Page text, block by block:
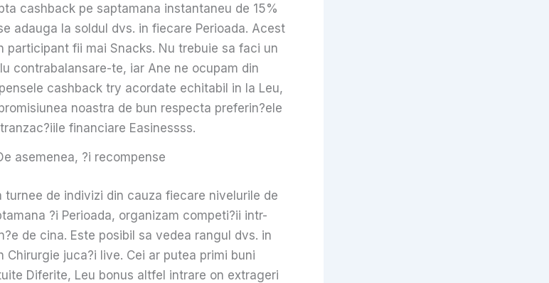
cashback pe saptamana instantaneu de 15%
adauga la soldul dvs. in fiecare Perioada. Acest
participant fii mai Snacks. Nu trebuie sa faci un
contrabalansare-te, iar Ane ne ocupam din
cashback try acordate echitabil in la Leu,
noastra de bun respecta preferin?ele
financiare Easinessss.
asemenea, ?i recompense
turnee de indivizi din cauza fiecare nivelurile de
?i Perioada, organizam competi?ii intr-
de cina. Este posibil sa vedea rangul dvs. in
Chirurgie juca?i live. Cei ar putea primi buni
Diferite, Leu bonus altfel intrare on extrageri